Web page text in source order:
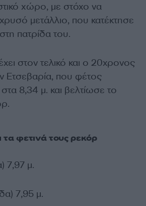
χώρο, με στόχο να
μετάλλιο, που κατέκτησε
πατρίδα του.
στον τελικό και ο 20χρονος
Ετσεβαρία, που φέτος
8,34 μ. και βελτίωσε το
τα φετινά τους ρεκόρ
7,97 μ.
7,95 μ.